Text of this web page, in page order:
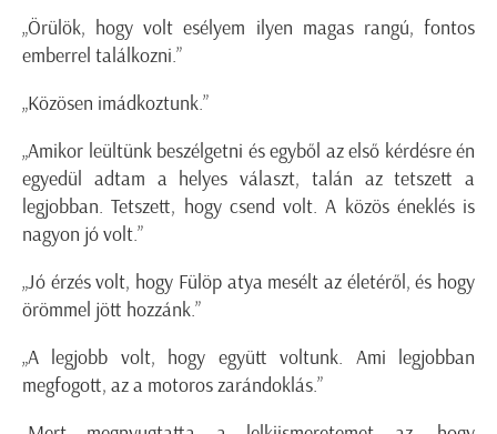
„Örülök, hogy volt esélyem ilyen magas rangú, fontos
emberrel találkozni.”
„Közösen imádkoztunk.”
„Amikor leültünk beszélgetni és egyből az első kérdésre én
egyedül adtam a helyes választ, talán az tetszett a
legjobban. Tetszett, hogy csend volt. A közös éneklés is
nagyon jó volt.”
„Jó érzés volt, hogy Fülöp atya mesélt az életéről, és hogy
örömmel jött hozzánk.”
„A legjobb volt, hogy együtt voltunk. Ami legjobban
megfogott, az a motoros zarándoklás.”